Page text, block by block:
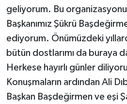
geliyorum. Bu organizasyonu
Başkanımız Şükrü
ediyorum. Önümüzdeki
bütün dostlarımı da buraya
Herkese hayırlı günler
Konuşmaların ardından Ali
Başkan Başdeğirmen ve eşi